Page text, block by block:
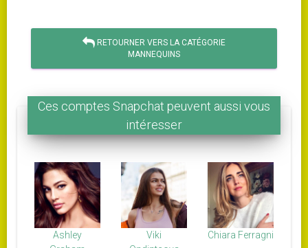
RETOURNER VERS LA CATÉGORIE
MANNEQUINS
Ces comptes Snapchat peuvent aussi vous
intéresser
Ashley
Viki
Chiara Ferragni